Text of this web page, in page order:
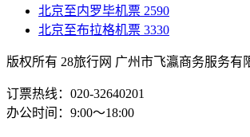
北京至内罗毕机票 2590
北京至布拉格机票 3330
版权所有 28旅行网 广州市飞瀛商务服务有
订票热线：020-32640201
办公时间：9:00～18:00